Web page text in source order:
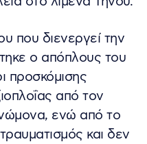
που διενεργεί την
ο απόπλους του
προσκόμισης
από τον
ενώ από το
και δεν